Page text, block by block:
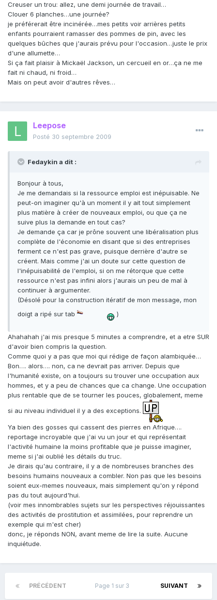
Creuser un trou: allez, une demi journée de travail…
Clouer 6 planches…une journée?
je préférerait être incinérée…mes petits voir arrières petits
enfants pourraient ramasser des pommes de pin, avec les
quelques bûches que j'aurais prévu pour l'occasion…juste le prix
d'une allumette…
Si ça fait plaisir à Mickaël Jackson, un cercueil en or…ça ne me
fait ni chaud, ni froid…
Mais on peut avoir d'autres rêves…
Leepose
Posté 30 septembre 2009
Fedaykin a dit :
Bonjour à tous,
Je me demandais si la ressource emploi est inépuisable. Ne
peut-on imaginer qu'à un moment il y ait tout simplement
plus matière à créer de nouveaux emploi, ou que ça ne
suive plus la demande en tout cas?
Je demande ça car je prône souvent une libéralisation plus
complète de l'économie en disant que si des entreprises
ferment ce n'est pas grave, puisque derrière d'autre se
créent. Mais comme j'ai un doute sur cette question de
l'inépuisabilité de l'emploi, si on me rétorque que cette
ressource n'est pas infini alors j'aurais un peu de mal à
continuer à argumenter.
(Désolé pour la construction itératif de mon message, mon
doigt a ripé sur tab
)
Ahahahah j'ai mis presque 5 minutes a comprendre, et a etre SUR
d'avoir bien compris la question.
Comme quoi y a pas que moi qui rédige de façon alambiquée…
Bon…. alors…. non, ca ne devrait pas arriver. Depuis que
l'humanité existe, on a toujours su trouver une occupation aux
hommes, et y a peu de chances que ca change. Une occupation
plus rentable que de se tourner les pouces, globalement, meme
si au niveau individuel il y a des exceptions.
Ya bien des gosses qui cassent des pierres en Afrique….
reportage incroyable que j'ai vu un jour et qui représentait
l'activité humaine la moins profitable que je puisse imaginer,
meme si j'ai oublié les détails du truc.
Je dirais qu'au contraire, il y a de nombreuses branches des
besoins humains nouveaux a combler. Non pas que les besoins
soient eux-memes nouveaux, mais simplement qu'on y répond
pas du tout aujourd'hui.
(voir mes innombrables sujets sur les perspectives réjouissantes
des activités de prostitution et assimilées, pour reprendre un
exemple qui m'est cher)
donc, je réponds NON, avant meme de lire la suite. Aucune
inquiétude.
PRÉCÉDENT SUIVANT
Page 1 sur 3